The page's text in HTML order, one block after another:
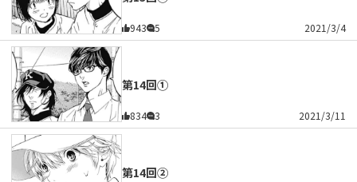
943 5 2021/3/4
第14回①
834 3 2021/3/11
第14回②